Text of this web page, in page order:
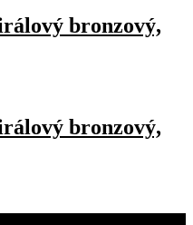
bronzový,
bronzový,